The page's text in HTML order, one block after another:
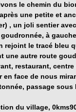
le chemin du
une petite et
, un joli sentier
à
rejoint le tracé bleu
une autre route
restaurant, centre
face de nous
passage sous
du village,